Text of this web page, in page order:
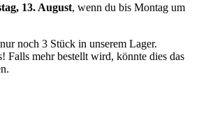
13. August, wenn du bis Montag um
noch 3 Stück in unserem Lager.
Falls mehr bestellt wird, könnte dies das